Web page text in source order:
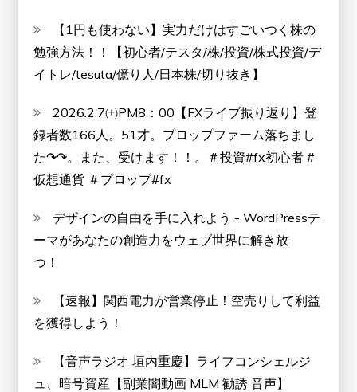
【1円も使わない】実力だけはすごいつく株の
勉強方法！！【初心者/テスタ/株/投資/株式投資/デ
イトレ/tesuta/億り人/日本株/切り抜き】
2026.2.7㈯PM8：00【FXライブ振り返り】登
録者数166人。51才。プロップファーム落ちまし
た↷↷。また、受けます！！。＃投資#fx初心者 #
仮想通貨 ＃プロップ#fx
デザインの自由を手に入れよう - WordPressテ
ーマがあなたの創造力をウェブ世界に解き放
つ！
【速報】関西電力が営業停止！空売りして利益
を獲得しよう！
【音声ラジオ 垣内重慶】ライフコンシェルジ
ュ、暗号資産【副業闇動画 MLM 勧誘 音声】